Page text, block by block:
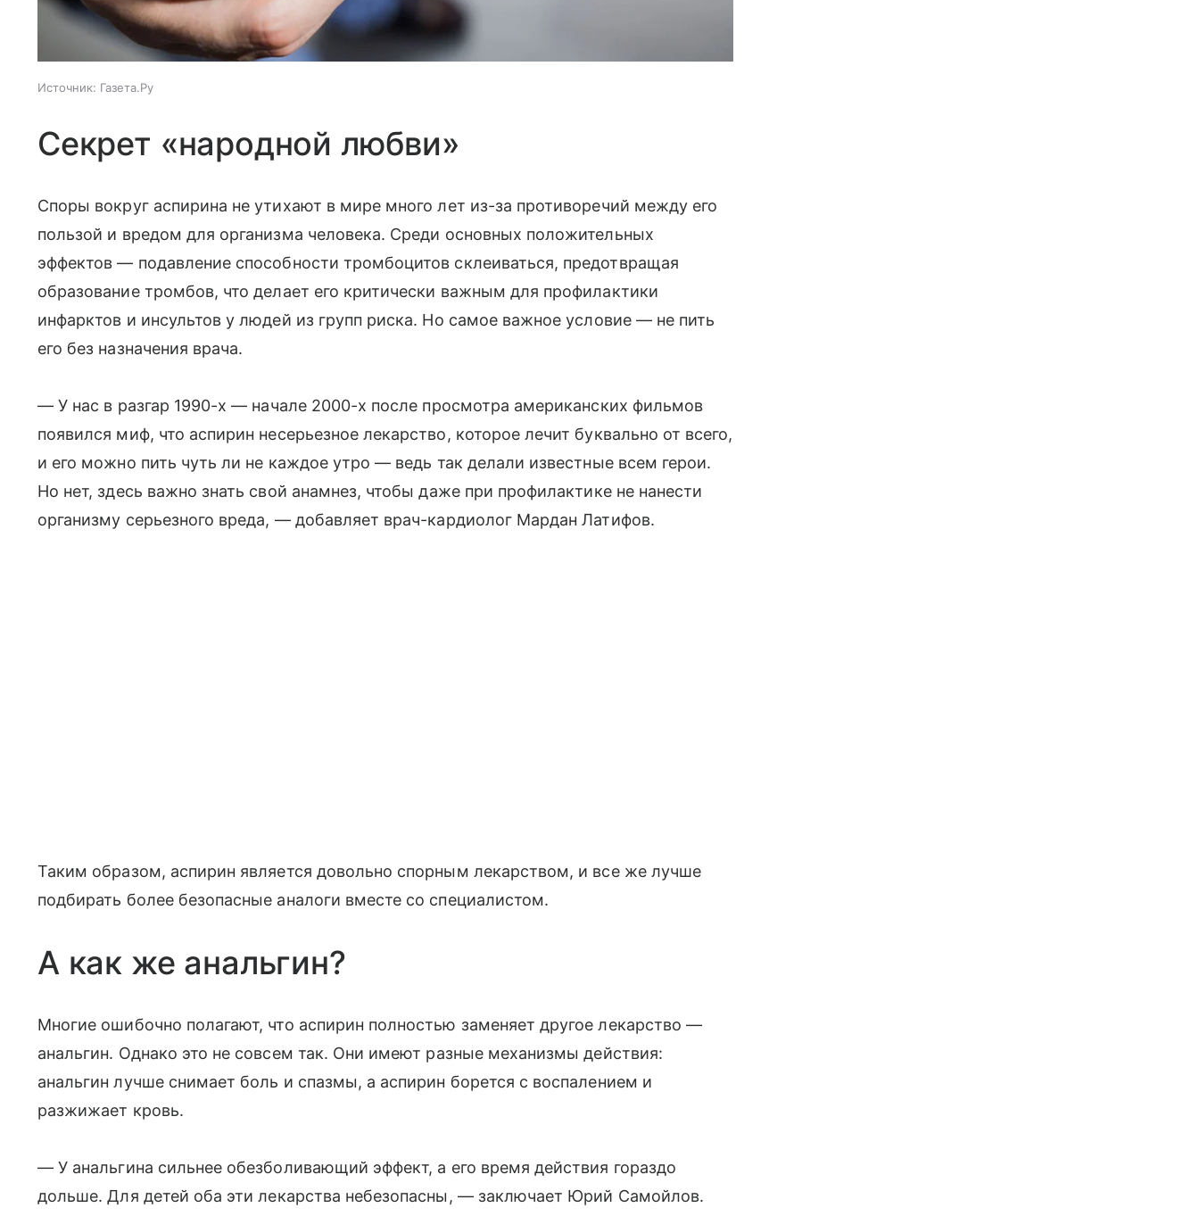
Источник: Газета.Ру
Секрет «народной любви»
Споры вокруг аспирина не утихают в мире много лет из-за противоречий между его
пользой и вредом для организма человека. Среди основных положительных
эффектов — подавление способности тромбоцитов склеиваться, предотвращая
образование тромбов, что делает его критически важным для профилактики
инфарктов и инсультов у людей из групп риска. Но самое важное условие — не пить
его без назначения врача.
— У нас в разгар 1990-х — начале 2000-х после просмотра американских фильмов
появился миф, что аспирин несерьезное лекарство, которое лечит буквально от всего,
и его можно пить чуть ли не каждое утро — ведь так делали известные всем герои.
Но нет, здесь важно знать свой анамнез, чтобы даже при профилактике не нанести
организму серьезного вреда, — добавляет врач-кардиолог Мардан Латифов.
Таким образом, аспирин является довольно спорным лекарством, и все же лучше
подбирать более безопасные аналоги вместе со специалистом.
А как же анальгин?
Многие ошибочно полагают, что аспирин полностью заменяет другое лекарство —
анальгин. Однако это не совсем так. Они имеют разные механизмы действия:
анальгин лучше снимает боль и спазмы, а аспирин борется с воспалением и
разжижает кровь.
— У анальгина сильнее обезболивающий эффект, а его время действия гораздо
дольше. Для детей оба эти лекарства небезопасны, — заключает Юрий Самойлов.